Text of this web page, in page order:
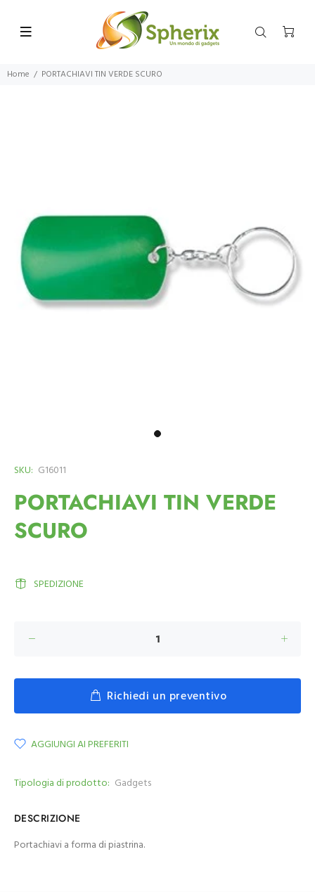
Home PORTACHIAVI TIN VERDE SCURO
SKU: G16011
PORTACHIAVI TIN VERDE
SCURO
SPEDIZIONE
Richiedi un preventivo
AGGIUNGI AI PREFERITI
Tipologia di prodotto: Gadgets
DESCRIZIONE
Portachiavi a forma di piastrina.